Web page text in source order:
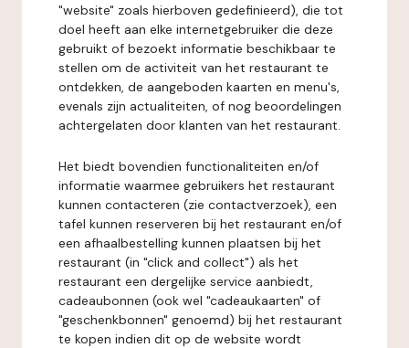
"website" zoals hierboven gedefinieerd), die tot
doel heeft aan elke internetgebruiker die deze
gebruikt of bezoekt informatie beschikbaar te
stellen om de activiteit van het restaurant te
ontdekken, de aangeboden kaarten en menu's,
evenals zijn actualiteiten, of nog beoordelingen
achtergelaten door klanten van het restaurant.
Het biedt bovendien functionaliteiten en/of
informatie waarmee gebruikers het restaurant
kunnen contacteren (zie contactverzoek), een
tafel kunnen reserveren bij het restaurant en/of
een afhaalbestelling kunnen plaatsen bij het
restaurant (in "click and collect") als het
restaurant een dergelijke service aanbiedt,
cadeaubonnen (ook wel "cadeaukaarten" of
"geschenkbonnen" genoemd) bij het restaurant
te kopen indien dit op de website wordt